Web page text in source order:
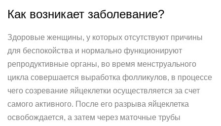
Как возникает заболевание?
Здоровые женщины, у которых отсутствуют причины
для беспокойства и нормально функционируют
репродуктивные органы, во время менструального
цикла совершается выработка фолликулов, в процессе
чего созревание яйцеклетки осуществляется за счет
самого активного. После его разрыва яйцеклетка
освобождается, а затем через маточные трубы